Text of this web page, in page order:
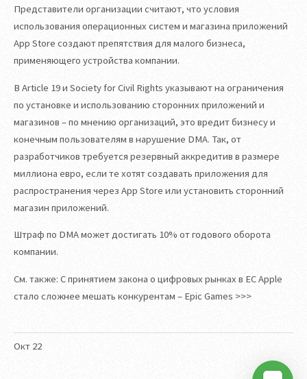
Окт 22
Представители организации считают, что условия
использования операционных систем и магазина приложений
App Store создают препятствия для малого бизнеса,
применяющего устройства компании.
В Article 19 и Society for Civil Rights указывают на ограничения
по установке и использованию сторонних приложений и
магазинов – по мнению организаций, это вредит бизнесу и
конечным пользователям в нарушение DMA. Так, от
разработчиков требуется резервный аккредитив в размере
миллиона евро, если те хотят создавать приложения для
распространения через App Store или установить сторонний
магазин приложений.
Штраф по DMA может достигать 10% от годового оборота
компании.
См. также: С принятием закона о цифровых рынках в ЕС Apple
стало сложнее мешать конкурентам – Epic Games >>>